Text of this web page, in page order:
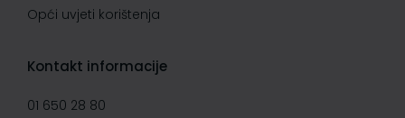
Opći uvjeti korištenja
Kontakt informacije
01 650 28 80